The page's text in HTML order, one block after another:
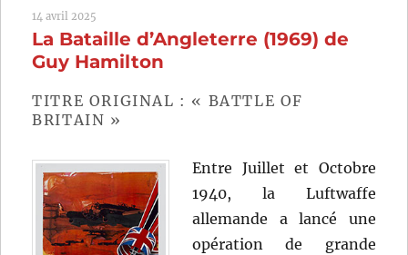
Nord
William
14 avril 2025
La Bataille d’Angleterre (1969) de
Guy Hamilton
TITRE ORIGINAL : « BATTLE OF
BRITAIN »
Entre Juillet et Octobre
1940, la Luftwaffe
allemande a lancé une
opération de grande